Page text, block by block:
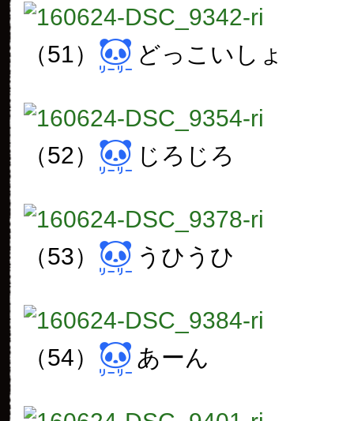
（51） どっこいしょ
（52） じろじろ
（53） うひうひ
（54） あーん